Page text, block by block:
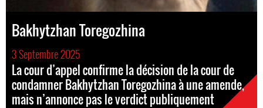
Bakhytzhan Toregozhina
3 Septembre 2025
La cour d’appel confirme la décision de la cour de
condamner Bakhytzhan Toregozhina à une amende,
mais n’annonce pas le verdict publiquement